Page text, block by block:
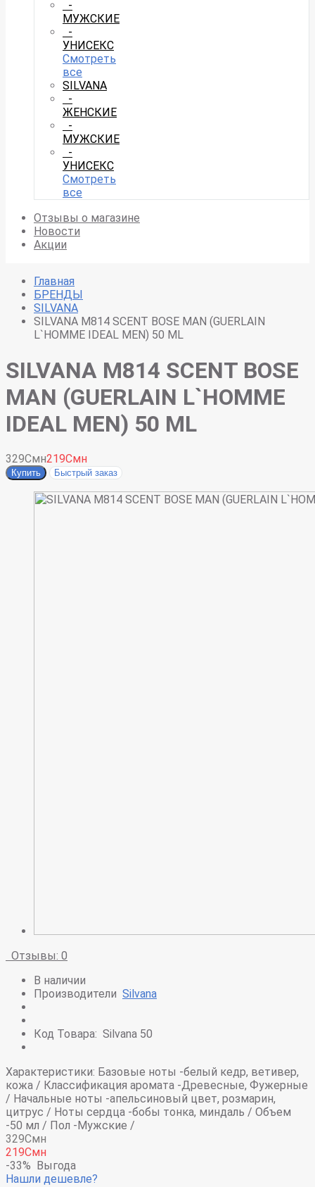
-
МУЖСКИЕ
-
УНИСЕКС
Смотреть
все
SILVANA
-
ЖЕНСКИЕ
-
МУЖСКИЕ
-
УНИСЕКС
Смотреть
все
Отзывы о магазине
Новости
Акции
Главная
БРЕНДЫ
SILVANA
SILVANA M814 SCENT BOSE MAN (GUERLAIN
L`HOMME IDEAL MEN) 50 ML
SILVANA M814 SCENT BOSE
MAN (GUERLAIN L`HOMME
IDEAL MEN) 50 ML
329Смн219Смн
Купить Быстрый заказ
Отзывы: 0
В наличии
Производители Silvana
Код Товара: Silvana 50
Характеристики: Базовые ноты -белый кедр, ветивер,
кожа / Классификация аромата -Древесные, Фужерные
/ Начальные ноты -апельсиновый цвет, розмарин,
цитрус / Ноты сердца -бобы тонка, миндаль / Объем
-50 мл / Пол -Мужские /
329Смн
219Смн
-33% Выгода
Нашли дешевле?